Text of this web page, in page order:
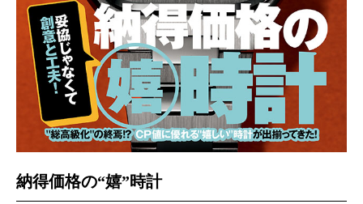
納得価格の“嬉”時計